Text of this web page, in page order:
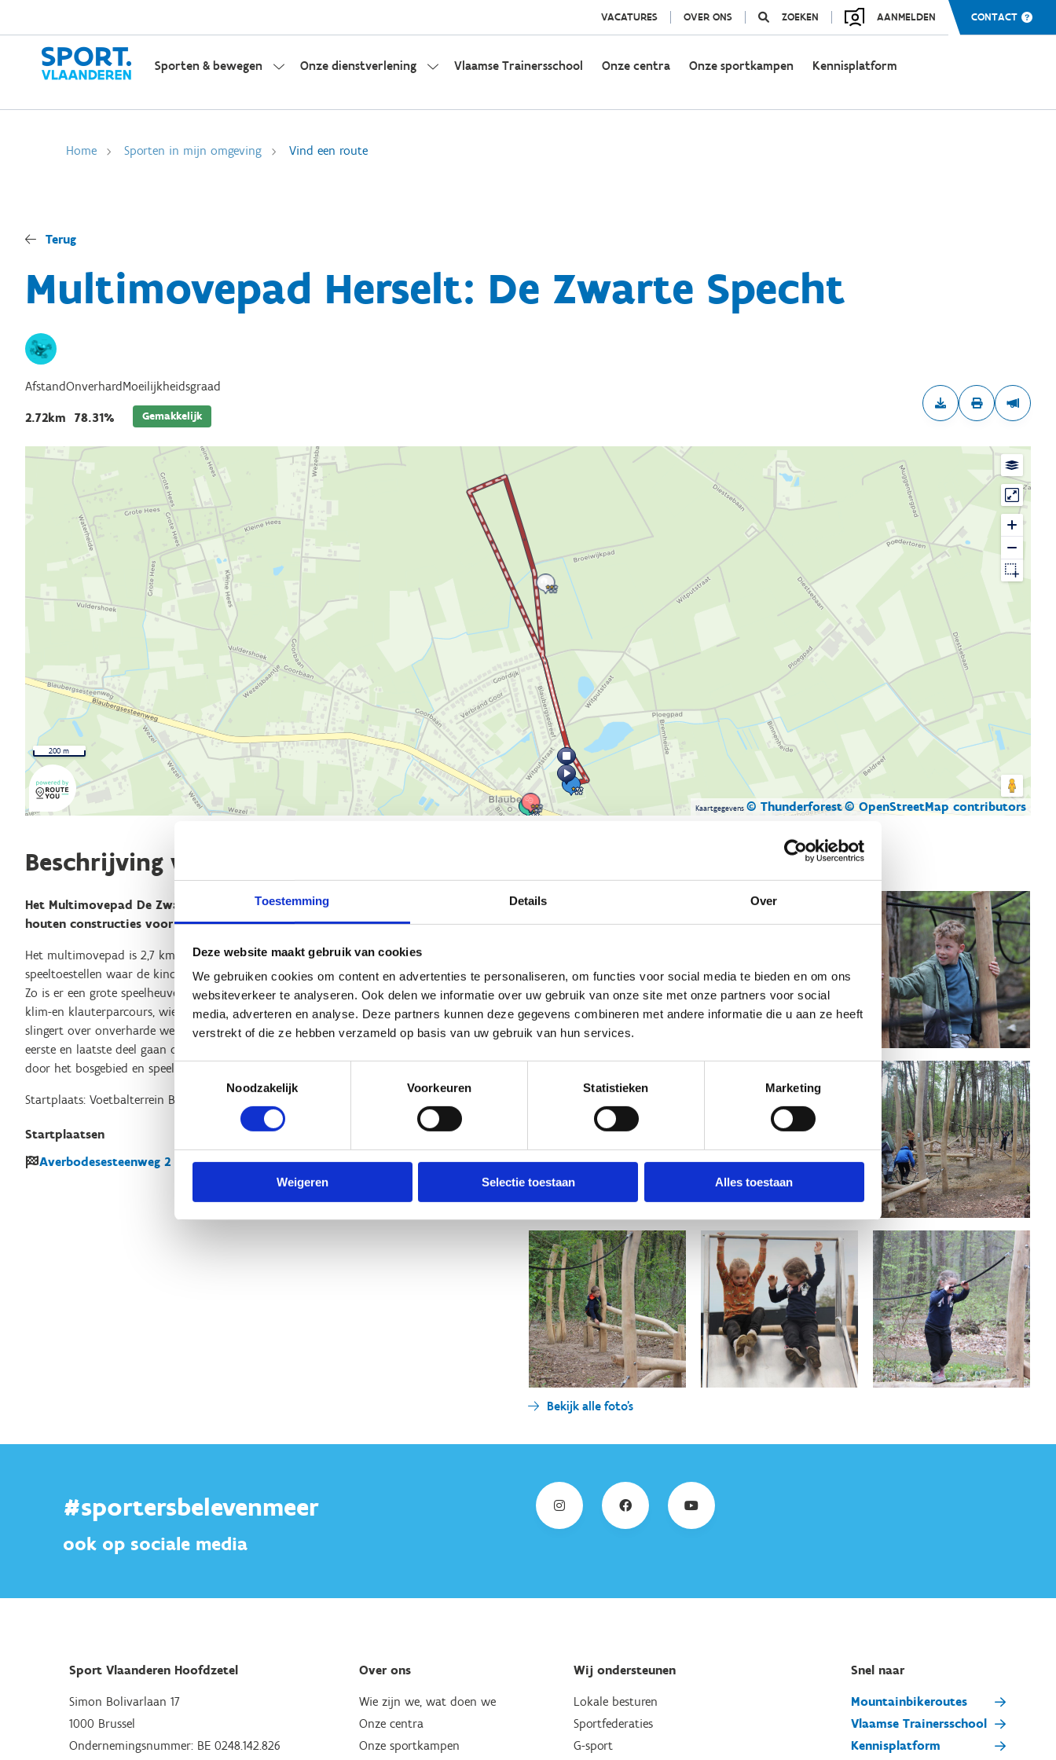
Toestemming Details Over
Deze website maakt gebruik van cookies
We gebruiken cookies om content en advertenties te personaliseren, om functies voor social media te bieden en om ons
websiteverkeer te analyseren. Ook delen we informatie over uw gebruik van onze site met onze partners voor social
media, adverteren en analyse. Deze partners kunnen deze gegevens combineren met andere informatie die u aan ze heeft
verstrekt of die ze hebben verzameld op basis van uw gebruik van hun services.
Noodzakelijk
Voorkeuren Statistieken Marketing
Weigeren Selectie toestaan Alles toestaan
VACATURES OVER ONS ZOEKEN AANMELDEN CONTACT
Sporten & bewegen Onze dienstverlening Vlaamse Trainersschool Onze centra Onze sportkampen Kennisplatform
Home Sporten in mijn omgeving Vind een route
Terug
Multimovepad Herselt: De Zwarte Specht
Afstand
2.72km
Onverhard
78.31%
Moeilijkheidsgraad
Gemakkelijk
Kaartgegevens © Thunderforest© OpenStreetMap contributors
200 m
Beschrijving van de route
Het Multimovepad De Zwarte Specht Herselt zorgt door natuurlijke hindernissen en
houten constructies voor een ideale mix van bewegen, ravotten en natuurbeleving
Het multimovepad is 2,7 km lang. Onderweg staan een 10-tal uitdagende en natuurlijke
speeltoestellen waar de kinderen hun 12 motorische vaardigheden al spelend kunnen oefenen.
Zo is er een grote speelheuvel, een oerwoudslinger, zandwip, klankspel, evenwichtsparcours,
klim-en klauterparcours, wiebelbrug, vlonderpad en nog veel meer te ontdekken. Het pad
slingert over onverharde wegen, die toegankelijk zijn voor rolwagens en kinderbuggy’s. Het
eerste en laatste deel gaan over een stukje van de GR5-wandelroute. Het tussenstuk loopt
door het bosgebied en speelbos van Provinciaal Groendomein Hertberg.
Startplaats: Voetbalterrein Blauberg, Averbodesteensweg 2, 2230 Herselt
Startplaatsen
Averbodesesteenweg 2 B 2230 Herselt
Bekijk alle foto's
#sportersbelevenmeer
ook op sociale media
Sport Vlaanderen Hoofdzetel
Simon Bolivarlaan 17
1000 Brussel
Ondernemingsnummer: BE 0248.142.826
Over ons
Wie zijn we, wat doen we
Onze centra
Onze sportkampen
Wij ondersteunen
Lokale besturen
Sportfederaties
G-sport
Snel naar
Mountainbikeroutes
Vlaamse Trainersschool
Kennisplatform